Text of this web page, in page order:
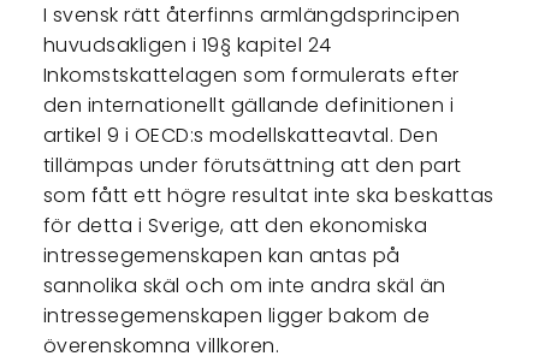
I svensk rätt återfinns armlängdsprincipen
huvudsakligen i 19§ kapitel 24
Inkomstskattelagen som formulerats efter
den internationellt gällande definitionen i
artikel 9 i OECD:s modellskatteavtal. Den
tillämpas under förutsättning att den part
som fått ett högre resultat inte ska beskattas
för detta i Sverige, att den ekonomiska
intressegemenskapen kan antas på
sannolika skäl och om inte andra skäl än
intressegemenskapen ligger bakom de
överenskomna villkoren.